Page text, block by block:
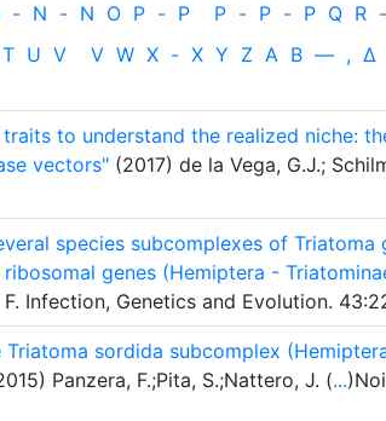
- N - N O P - P P - P - P Q R -
T U V V W X - X Y Z Α Β — , Δ
to understand the realized niche:
vectors" (2017) de la Vega, G.J.;
species subcomplexes of Triatoma
genes (Hemiptera -
F. Infection, Genetics and Evolution.
sordida subcomplex
Panzera, F.;Pita, S.;Nattero, J. (...